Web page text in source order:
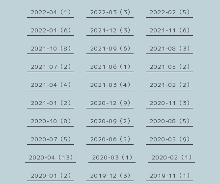
2022-04（1） 2022-03（3） 2022-02（5）
2022-01（6） 2021-12（3） 2021-11（6）
2021-10（8） 2021-09（6） 2021-08（3）
2021-07（2） 2021-06（1） 2021-05（2）
2021-04（4） 2021-03（4） 2021-02（2）
2021-01（2） 2020-12（9） 2020-11（3）
2020-10（8） 2020-09（2） 2020-08（5）
2020-07（5） 2020-06（5） 2020-05（9）
2020-04（13） 2020-03（1） 2020-02（1）
2020-01（2） 2019-12（3） 2019-11（1）